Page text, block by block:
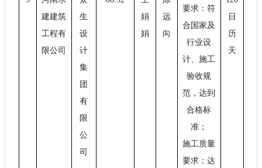
建建筑
工程有
限公司
生
设
计
集
团
有
限
公
司
娟
娟
远
向
要求：符
合国家及
行业设
计、施工
验收规
范，达到
合格标
准；
施工质量
要求：达
日
历
天